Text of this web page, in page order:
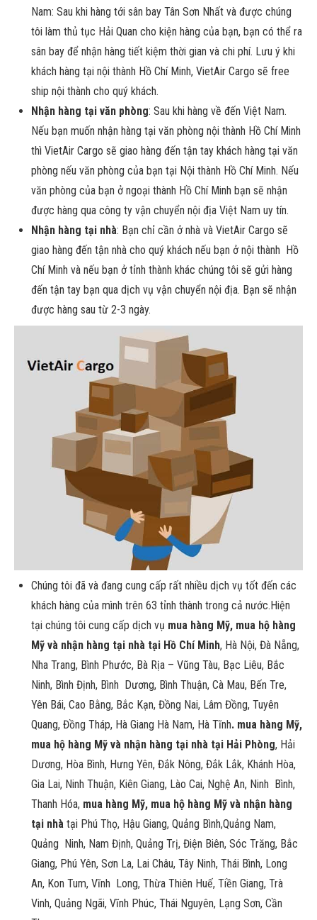
Nam: Sau khi hàng tới sân bay Tân Sơn Nhất và được chúng
tôi làm thủ tục Hải Quan cho kiện hàng của bạn, bạn có thể ra
sân bay để nhận hàng tiết kiệm thời gian và chi phí. Lưu ý khi
khách hàng tại nội thành Hồ Chí Minh, VietAir Cargo sẽ free
ship nội thành cho quý khách.
Nhận hàng tại văn phòng: Sau khi hàng về đến Việt Nam.
Nếu bạn muốn nhận hàng tại văn phòng nội thành Hồ Chí Minh
thì VietAir Cargo sẽ giao hàng đến tận tay khách hàng tại văn
phòng nếu văn phòng của bạn tại Nội thành Hồ Chí Minh. Nếu
văn phòng của bạn ở ngoại thành Hồ Chí Minh bạn sẽ nhận
được hàng qua công ty vận chuyển nội địa Việt Nam uy tín.
Nhận hàng tại nhà: Bạn chỉ cần ở nhà và VietAir Cargo sẽ
giao hàng đến tận nhà cho quý khách nếu bạn ở nội thành Hồ
Chí Minh và nếu bạn ở tỉnh thành khác chúng tôi sẽ gửi hàng
đến tận tay bạn qua dịch vụ vận chuyển nội địa. Bạn sẽ nhận
được hàng sau từ 2-3 ngày.
Chúng tôi đã và đang cung cấp rất nhiều dịch vụ tốt đến các
khách hàng của mình trên 63 tỉnh thành trong cả nước.Hiện
tại chúng tôi cung cấp dịch vụ mua hàng Mỹ, mua hộ hàng
Mỹ và nhận hàng tại nhà tại Hồ Chí Minh, Hà Nội, Đà Nẵng,
Nha Trang, Bình Phước, Bà Rịa – Vũng Tàu, Bạc Liêu, Bắc
Ninh, Bình Định, Bình Dương, Bình Thuận, Cà Mau, Bến Tre,
Yên Bái, Cao Bằng, Bắc Kạn, Đồng Nai, Lâm Đồng, Tuyên
Quang, Đồng Tháp, Hà Giang Hà Nam, Hà Tĩnh. mua hàng Mỹ,
mua hộ hàng Mỹ và nhận hàng tại nhà tại Hải Phòng, Hải
Dương, Hòa Bình, Hưng Yên, Đắk Nông, Đắk Lắk, Khánh Hòa,
Gia Lai, Ninh Thuận, Kiên Giang, Lào Cai, Nghệ An, Ninh Bình,
Thanh Hóa, mua hàng Mỹ, mua hộ hàng Mỹ và nhận hàng
tại nhà tại Phú Thọ, Hậu Giang, Quảng Bình,Quảng Nam,
Quảng Ninh, Nam Định, Quảng Trị, Điện Biên, Sóc Trăng, Bắc
Giang, Phú Yên, Sơn La, Lai Châu, Tây Ninh, Thái Bình, Long
An, Kon Tum, Vĩnh Long, Thừa Thiên Huế, Tiền Giang, Trà
Vinh, Quảng Ngãi, Vĩnh Phúc, Thái Nguyên, Lạng Sơn, Cần